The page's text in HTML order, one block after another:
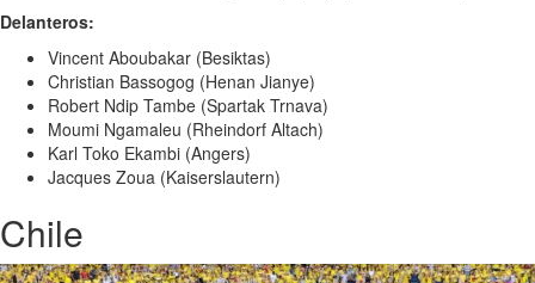
Delanteros:
Vincent Aboubakar (Besiktas)
Christian Bassogog (Henan Jianye)
Robert Ndip Tambe (Spartak Trnava)
Moumi Ngamaleu (Rheindorf Altach)
Karl Toko Ekambi (Angers)
Jacques Zoua (Kaiserslautern)
Chile